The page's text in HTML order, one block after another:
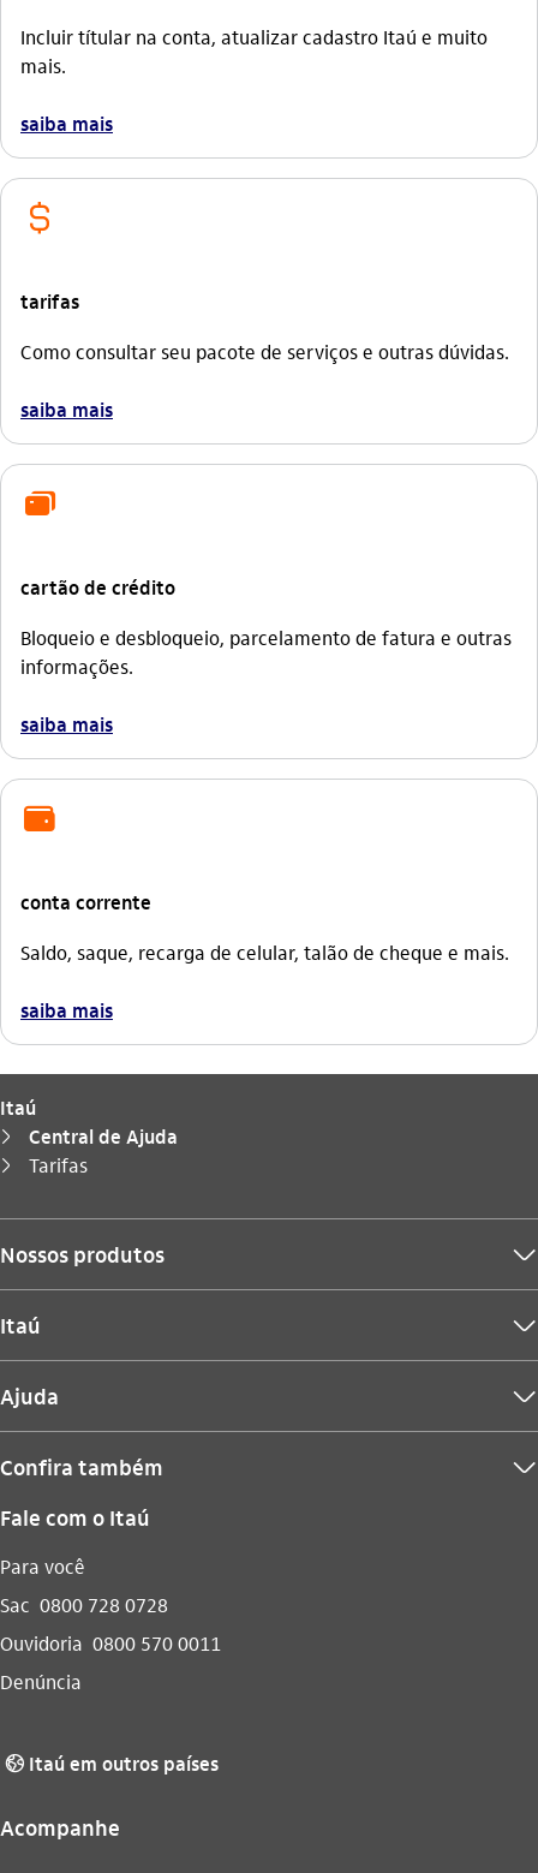
Incluir títular na conta, atualizar cadastro Itaú e muito
mais.
saiba mais
icon-itaufonts_cifrao
tarifas
Como consultar seu pacote de serviços e outras dúvidas.
saiba mais
icon-itaufonts_cartoes
cartão de crédito
Bloqueio e desbloqueio, parcelamento de fatura e outras
informações.
saiba mais
icon-itaufonts_conta_corrente
conta corrente
Saldo, saque, recarga de celular, talão de cheque e mais.
saiba mais
Itaú
seta_direita Central de Ajuda
seta_direita
Você está aqui:
Tarifas
Nossos produtos seta_baixo
Itaú seta_baixo
Ajuda seta_baixo
Confira também seta_baixo
Fale com o Itaú
Para você
Sac 0800 728 0728
Ouvidoria 0800 570 0011
Denúncia
globo_outline Itaú em outros países
Acompanhe